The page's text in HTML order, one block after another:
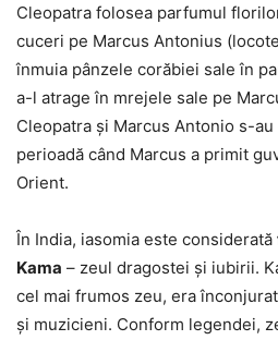
Cleopatra folosea parfumul
cuceri pe Marcus Antonius
înmuia pânzele corăbiei sale în
a-l atrage în mrejele sale pe
Cleopatra și Marcus Antonio s-au
perioadă când Marcus a primit
Orient.
În India, iasomia este considerată
Kama – zeul dragostei și iubirii.
cel mai frumos zeu, era
și muzicieni. Conform legendei,